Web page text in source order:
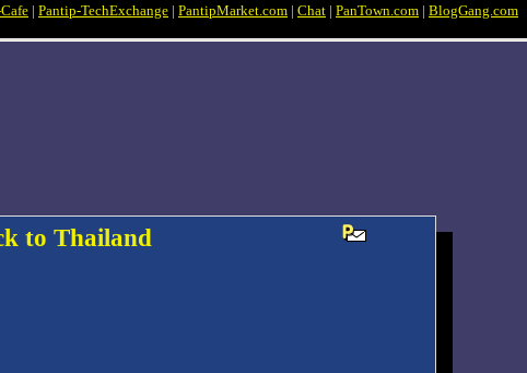
| Pantip-TechExchange | PantipMarket.com | Chat | PanTown.com | BlogGang.com
to Thailand